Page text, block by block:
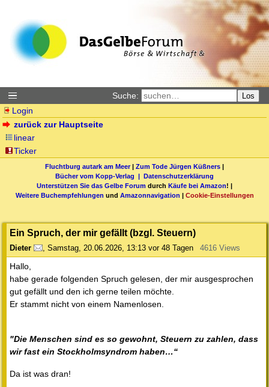
Suche: Los
Login
zurück zur Hauptseite
linear
Ticker
Fluchtburg autark am Meer| Zum Tode Jürgen Küßners |
Bücher vom Kopp-Verlag | Datenschutzerklärung
Unterstützen Sie das Gelbe Forum durch Käufe bei Amazon! |
Weitere Buchempfehlungen und Amazonnavigation | Cookie-Einstellungen
Ein Spruch, der mir gefällt (bzgl. Steuern)
Dieter , Samstag, 20.06.2026, 13:13 vor 48 Tagen 4616 Views
Hallo,
habe gerade folgenden Spruch gelesen, der mir ausgesprochen
gut gefällt und den ich gerne teilen möchte.
Er stammt nicht von einem Namenlosen.
"Die Menschen sind es so gewohnt, Steuern zu zahlen, dass
wir fast ein Stockholmsyndrom haben…“
Da ist was dran!